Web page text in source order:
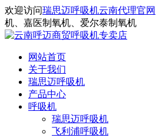
欢迎访问瑞思迈呼吸机云南代理官网
机、嘉医制氧机、爱尔泰制氧机
网站首页
关于我们
瑞思迈呼吸机
产品中心
呼吸机
瑞思迈呼吸机
飞利浦呼吸机